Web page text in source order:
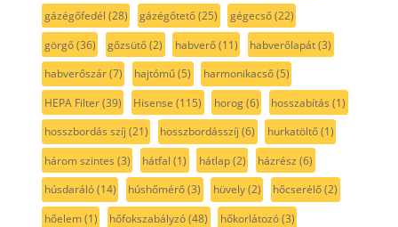
gázégőfedél (28) gázégőtető(25) gégecső(22)
görgő(36) gőzsütő(2) habverő(11) habverőlapát(3)
habverőszár(7) hajtómű(5) harmonikacső(5)
HEPA Filter(39) Hisense (115) horog(6) hosszabítás (1)
hosszbordás szíj (21) hosszbordásszíj (6) hurkatöltő(1)
három szintes (3) hátfal (1) hátlap(2) házrész (6)
húsdaráló(14) húshőmérő(3) hüvely(2) hőcserélő(2)
hőelem(1) hőfokszabályzó(48) hőkorlátozó(3)